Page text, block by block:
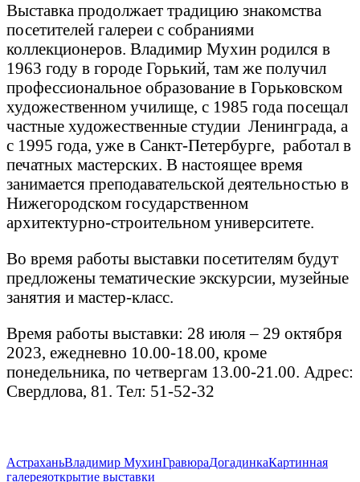
Выставка продолжает традицию знакомства
посетителей галереи с собраниями
коллекционеров. Владимир Мухин родился в
1963 году в городе Горький, там же получил
профессиональное образование в Горьковском
художественном училище, с 1985 года посещал
частные художественные студии Ленинграда, а
с 1995 года, уже в Санкт-Петербурге, работал в
печатных мастерских. В настоящее время
занимается преподавательской деятельностью в
Нижегородском государственном
архитектурно-строительном университете.
Во время работы выставки посетителям будут
предложены тематические экскурсии, музейные
занятия и мастер-класс.
Время работы выставки: 28 июля – 29 октября
2023, ежедневно 10.00-18.00, кроме
понедельника, по четвергам 13.00-21.00. Адрес:
Свердлова, 81. Тел: 51-52-32
АстраханьВладимир МухинГравюраДогадинкаКартинная
галереяоткрытие выставки